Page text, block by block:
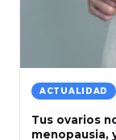
ACTUALIDAD
Tus ovarios
menopausia,